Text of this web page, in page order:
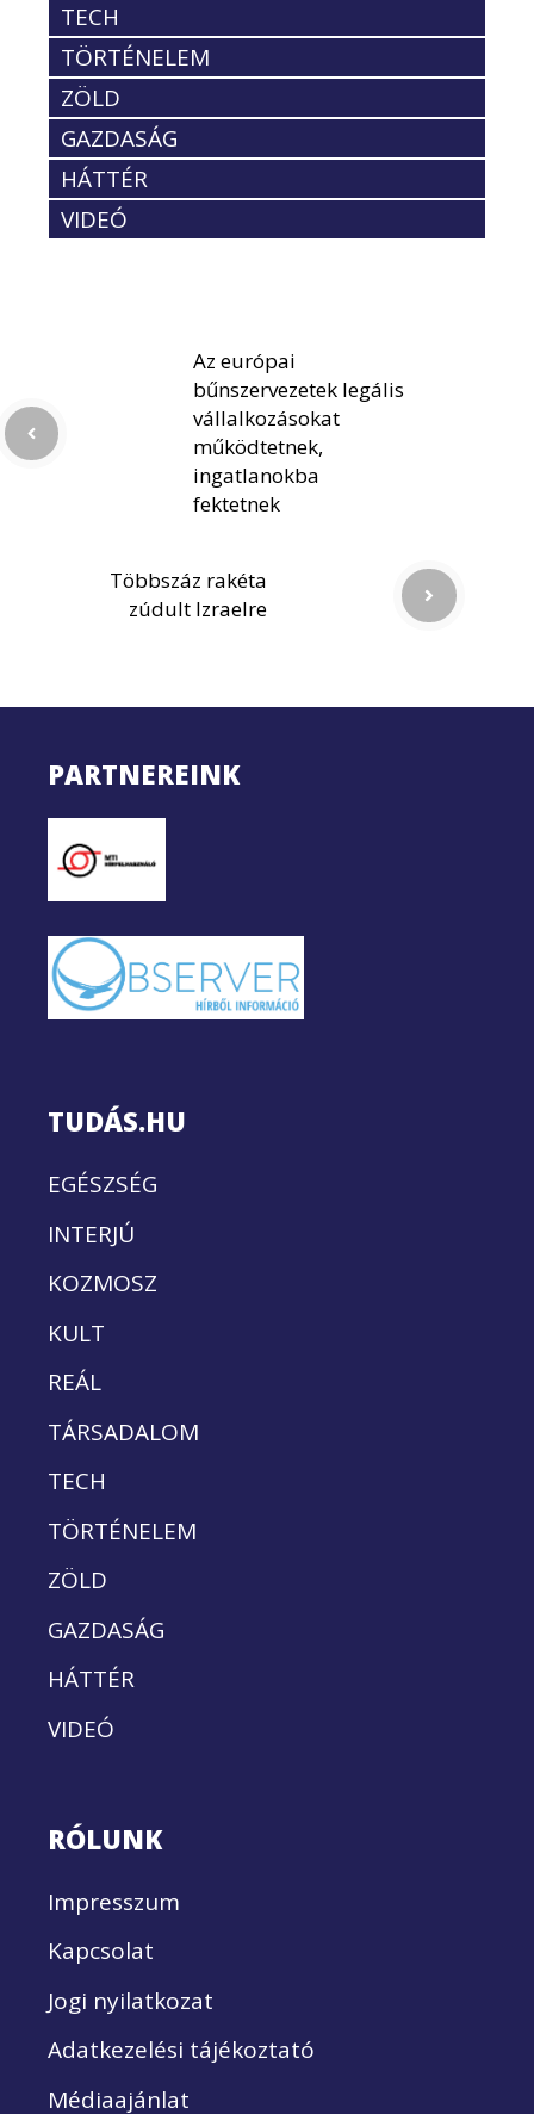
TECH
TÖRTÉNELEM
ZÖLD
GAZDASÁG
HÁTTÉR
VIDEÓ
Az európai
bűnszervezetek legális
vállalkozásokat
működtetnek,
ingatlanokba
fektetnek
Többszáz rakéta
zúdult Izraelre
PARTNEREINK
TUDÁS.HU
EGÉSZSÉG
INTERJÚ
KOZMOSZ
KULT
REÁL
TÁRSADALOM
TECH
TÖRTÉNELEM
ZÖLD
GAZDASÁG
HÁTTÉR
VIDEÓ
RÓLUNK
Impresszum
Kapcsolat
Jogi nyilatkozat
Adatkezelési tájékoztató
Médiaajánlat